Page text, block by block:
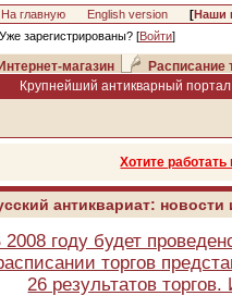
На главную English version [Наши
Уже зарегистрированы? [Войти]
Интернет-магазин
Расписание
Крупнейший антикварный
Хотите
антиквариат:
2008 году будет
торгов
26 результатов